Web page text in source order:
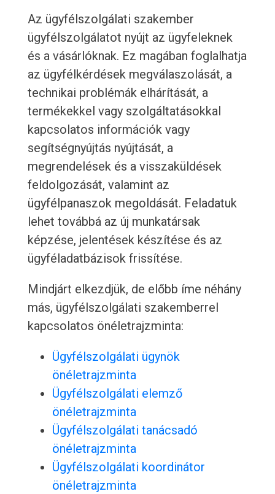
Az ügyfélszolgálati szakember
ügyfélszolgálatot nyújt az ügyfeleknek
és a vásárlóknak. Ez magában foglalhatja
az ügyfélkérdések megválaszolását, a
technikai problémák elhárítását, a
termékekkel vagy szolgáltatásokkal
kapcsolatos információk vagy
segítségnyújtás nyújtását, a
megrendelések és a visszaküldések
feldolgozását, valamint az
ügyfélpanaszok megoldását. Feladatuk
lehet továbbá az új munkatársak
képzése, jelentések készítése és az
ügyféladatbázisok frissítése.
Mindjárt elkezdjük, de előbb íme néhány
más, ügyfélszolgálati szakemberrel
kapcsolatos önéletrajzminta:
Ügyfélszolgálati ügynök
önéletrajzminta
Ügyfélszolgálati elemző
önéletrajzminta
Ügyfélszolgálati tanácsadó
önéletrajzminta
Ügyfélszolgálati koordinátor
önéletrajzminta